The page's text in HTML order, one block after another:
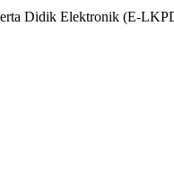
Didik Elektronik (E-